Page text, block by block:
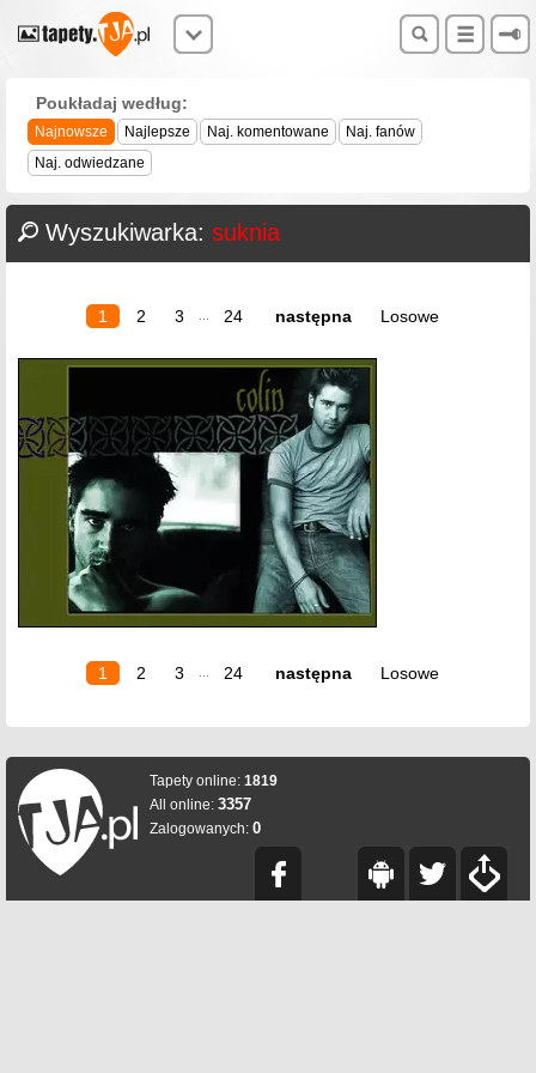
Poukładaj według:
Najnowsze Najlepsze Naj. komentowane
Naj. fanów
Naj. odwiedzane
Wyszukiwarka: suknia
1 2 3 24 następna Losowe
1 2 3 24 następna Losowe
Tapety online: 1819
All online: 3357
Zalogowanych: 0